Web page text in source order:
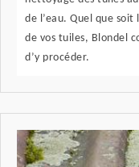
de l’eau. Quel que
de vos tuiles, Blondel
d’y procéder.